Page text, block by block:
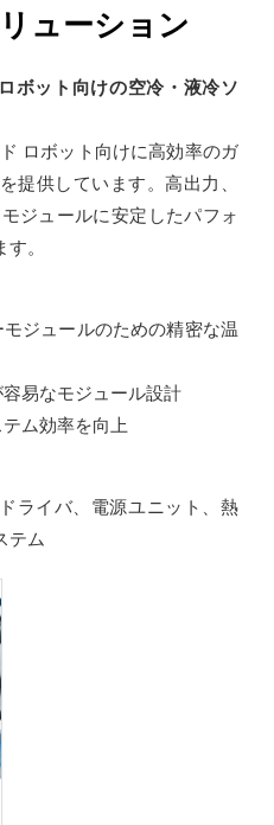
ューション
ボット向けの空冷・液冷ソ
ロボット向けに高効率のガ
提供しています。高出力、
ジュールに安定したパフォ
。
ジュールのための精密な温
易なモジュール設計
ム効率を向上
ライバ、電源ユニット、熱
テム